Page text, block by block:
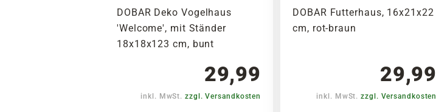
DOBAR Deko Vogelhaus
'Welcome', mit Ständer
18x18x123 cm, bunt
29,99
inkl. MwSt.zzgl. Versandkosten
DOBAR Futterhaus, 16x21x22
cm, rot-braun
29,99
inkl. MwSt.zzgl. Versandkosten